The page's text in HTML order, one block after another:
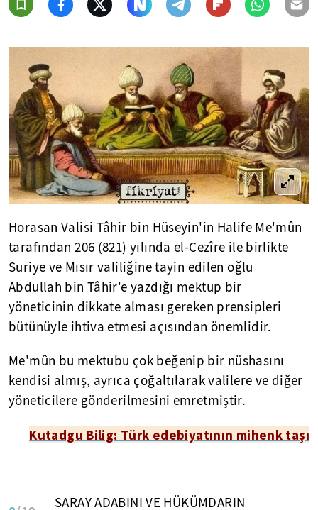
Horasan Valisi Tâhir bin Hüseyin'in Halife Me'mûn
tarafından 206 (821) yılında el-Cezîre ile birlikte
Suriye ve Mısır valiliğine tayin edilen oğlu
Abdullah bin Tâhir'e yazdığı mektup bir
yöneticinin dikkate alması gereken prensipleri
bütünüyle ihtiva etmesi açısından önemlidir.
Me'mûn bu mektubu çok beğenip bir nüshasını
kendisi almış, ayrıca çoğaltılarak valilere ve diğer
yöneticilere gönderilmesini emretmiştir.
Kutadgu Bilig: Türk edebiyatının mihenk taşı
SARAY ADABINI VE HÜKÜMDARIN